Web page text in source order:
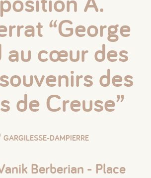
“George
au cœur des
des
de Creuse”
GARGILESSE-DAMPIERRE
Berberian - Place